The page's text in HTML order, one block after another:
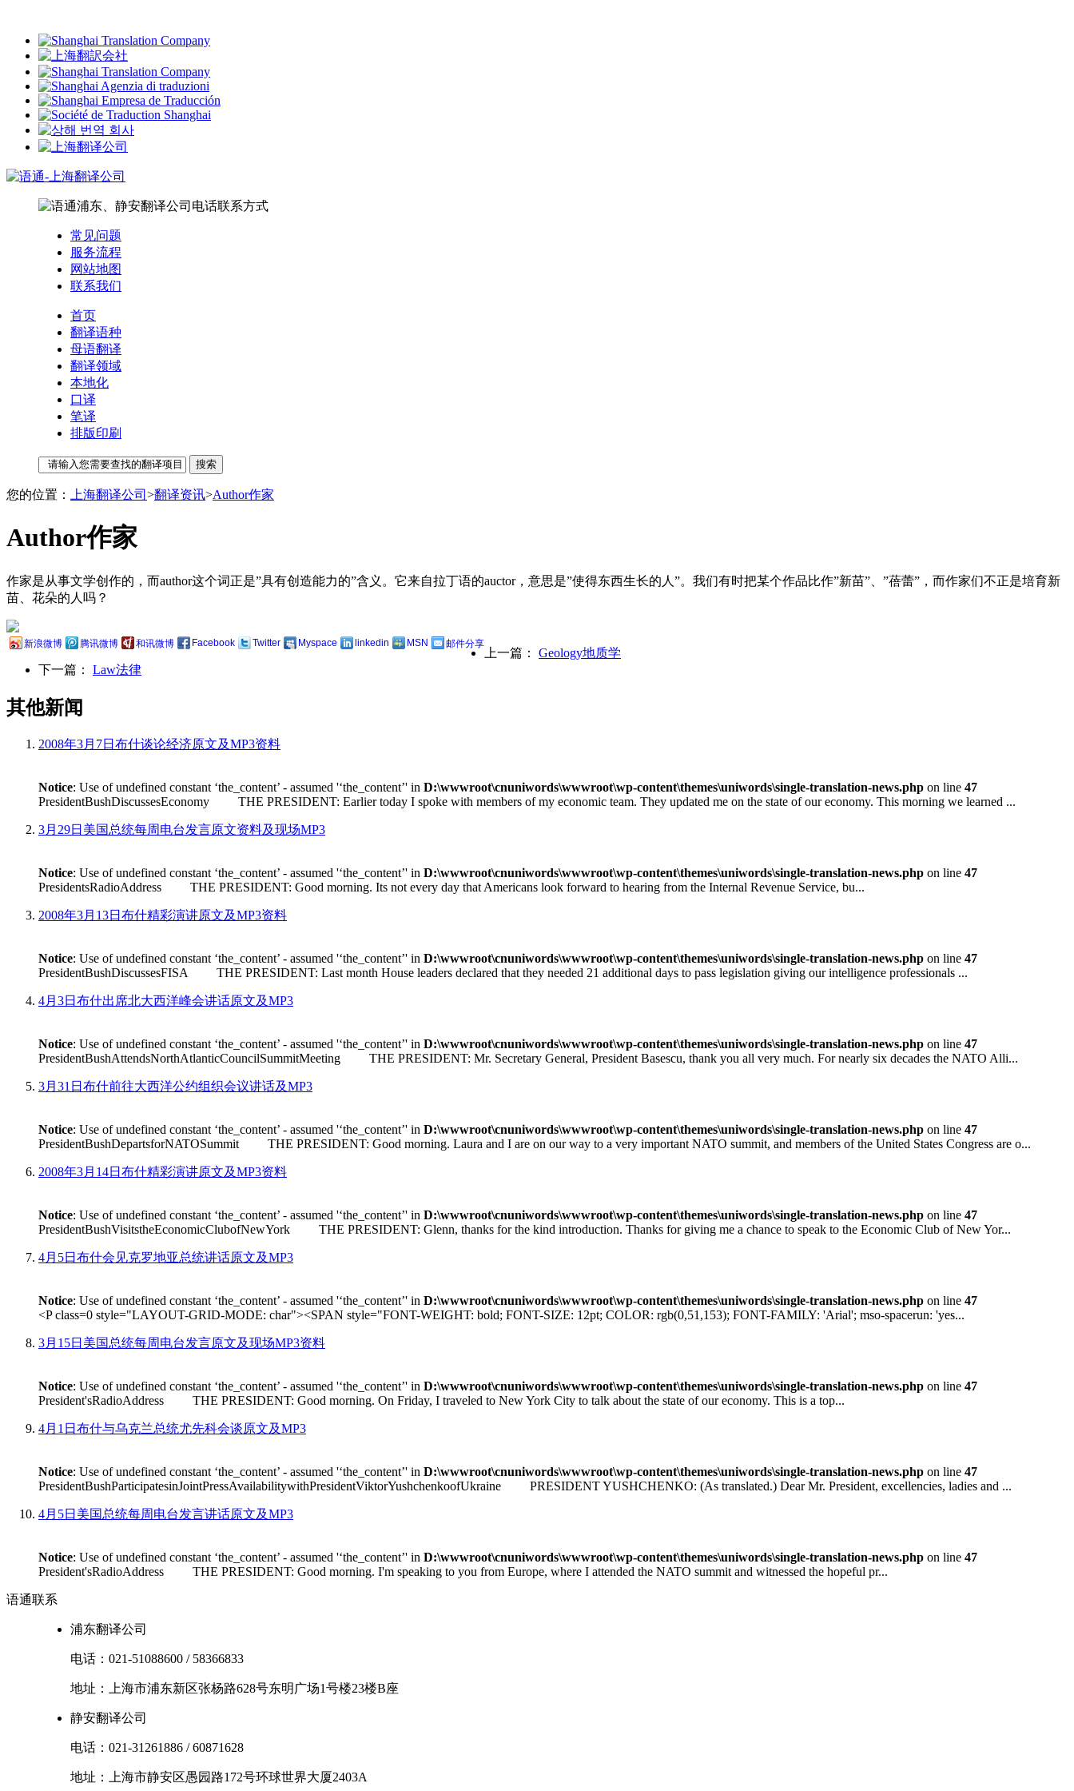
常见问题
服务流程
网站地图
联系我们
首页
翻译语种
母语翻译
翻译领域
本地化
口译
笔译
排版印刷
您的位置： 上海翻译公司 >翻译资讯>Author作家
Author作家
作家是从事文学创作的，而author这个词正是”具有创造能力的”含义。它来自拉丁语的auctor，意思是”使得东西生长的人”。我们有时把某个作品比作”新苗”、”蓓蕾”，而作家们不正是培育新
苗、花朵的人吗？
新浪微博 腾讯微博 和讯微博 Facebook Twitter Myspace linkedin MSN 邮件分享
上一篇： Geology地质学
下一篇： Law法律
其他新闻
2008年3月7日布什谈论经济原文及MP3资料
Notice: Use of undefined constant ‘the_content’ - assumed '‘the_content’' in D:\wwwroot\cnuniwords\wwwroot\wp-content\themes\uniwords\single-translation-news.php on line 47
PresidentBushDiscussesEconomy THE PRESIDENT: Earlier today I spoke with members of my economic team. They updated me on the state of our economy. This morning we learned ...
3月29日美国总统每周电台发言原文资料及现场MP3
Notice: Use of undefined constant ‘the_content’ - assumed '‘the_content’' in D:\wwwroot\cnuniwords\wwwroot\wp-content\themes\uniwords\single-translation-news.php on line 47
PresidentsRadioAddress THE PRESIDENT: Good morning. Its not every day that Americans look forward to hearing from the Internal Revenue Service, bu...
2008年3月13日布什精彩演讲原文及MP3资料
Notice: Use of undefined constant ‘the_content’ - assumed '‘the_content’' in D:\wwwroot\cnuniwords\wwwroot\wp-content\themes\uniwords\single-translation-news.php on line 47
PresidentBushDiscussesFISA THE PRESIDENT: Last month House leaders declared that they needed 21 additional days to pass legislation giving our intelligence professionals ...
4月3日布什出席北大西洋峰会讲话原文及MP3
Notice: Use of undefined constant ‘the_content’ - assumed '‘the_content’' in D:\wwwroot\cnuniwords\wwwroot\wp-content\themes\uniwords\single-translation-news.php on line 47
PresidentBushAttendsNorthAtlanticCouncilSummitMeeting THE PRESIDENT: Mr. Secretary General, President Basescu, thank you all very much. For nearly six decades the NATO Alli...
3月31日布什前往大西洋公约组织会议讲话及MP3
Notice: Use of undefined constant ‘the_content’ - assumed '‘the_content’' in D:\wwwroot\cnuniwords\wwwroot\wp-content\themes\uniwords\single-translation-news.php on line 47
PresidentBushDepartsforNATOSummit THE PRESIDENT: Good morning. Laura and I are on our way to a very important NATO summit, and members of the United States Congress are o...
2008年3月14日布什精彩演讲原文及MP3资料
Notice: Use of undefined constant ‘the_content’ - assumed '‘the_content’' in D:\wwwroot\cnuniwords\wwwroot\wp-content\themes\uniwords\single-translation-news.php on line 47
PresidentBushVisitstheEconomicClubofNewYork THE PRESIDENT: Glenn, thanks for the kind introduction. Thanks for giving me a chance to speak to the Economic Club of New Yor...
4月5日布什会见克罗地亚总统讲话原文及MP3
Notice: Use of undefined constant ‘the_content’ - assumed '‘the_content’' in D:\wwwroot\cnuniwords\wwwroot\wp-content\themes\uniwords\single-translation-news.php on line 47
<P class=0 style="LAYOUT-GRID-MODE: char"><SPAN style="FONT-WEIGHT: bold; FONT-SIZE: 12pt; COLOR: rgb(0,51,153); FONT-FAMILY: 'Arial'; mso-spacerun: 'yes...
3月15日美国总统每周电台发言原文及现场MP3资料
Notice: Use of undefined constant ‘the_content’ - assumed '‘the_content’' in D:\wwwroot\cnuniwords\wwwroot\wp-content\themes\uniwords\single-translation-news.php on line 47
President'sRadioAddress THE PRESIDENT: Good morning. On Friday, I traveled to New York City to talk about the state of our economy. This is a top...
4月1日布什与乌克兰总统尤先科会谈原文及MP3
Notice: Use of undefined constant ‘the_content’ - assumed '‘the_content’' in D:\wwwroot\cnuniwords\wwwroot\wp-content\themes\uniwords\single-translation-news.php on line 47
PresidentBushParticipatesinJointPressAvailabilitywithPresidentViktorYushchenkoofUkraine PRESIDENT YUSHCHENKO: (As translated.) Dear Mr. President, excellencies, ladies and ...
4月5日美国总统每周电台发言讲话原文及MP3
Notice: Use of undefined constant ‘the_content’ - assumed '‘the_content’' in D:\wwwroot\cnuniwords\wwwroot\wp-content\themes\uniwords\single-translation-news.php on line 47
President'sRadioAddress THE PRESIDENT: Good morning. I'm speaking to you from Europe, where I attended the NATO summit and witnessed the hopeful pr...
语通联系
浦东翻译公司
电话： 021-51088600 / 58366833
地址： 上海市浦东新区张杨路628号东明广场1号楼23楼B座
静安翻译公司
电话： 021-31261886 /60871628
地址： 上海市静安区愚园路172号环球世界大厦2403A